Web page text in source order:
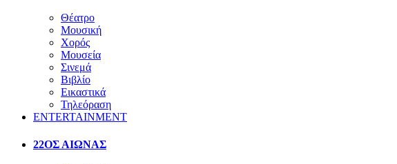
Θέατρο
Μουσική
Χορός
Μουσεία
Σινεμά
Βιβλίο
Εικαστικά
Τηλεόραση
ENTERTAINMENT
22ΟΣ ΑΙΩΝΑΣ